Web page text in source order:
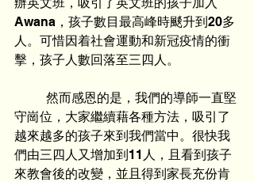
Awana，孩子數目最高峰時颷升到20多
人。可惜因着社會運動和新冠疫情的衝
擊，孩子人數回落至三四人。
守崗位，大家繼續藉各種方法，吸引了
越來越多的孩子來到我們當中。很快我
們由三四人又增加到11人，且看到孩子
來教會後的改變，並且得到家長充份肯